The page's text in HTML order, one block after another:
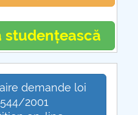
studențească
demande loi
544/2001